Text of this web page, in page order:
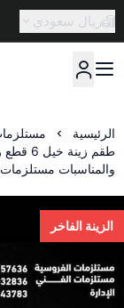
ريال سعودي
الرئيسية
طقم
والمناسبات
الزينة الفاخر